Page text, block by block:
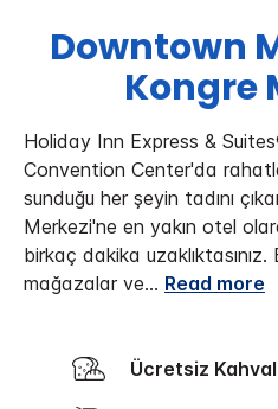
Downtown
Kongre
Holiday Inn Express &
Convention Center'da
sunduğu her şeyin tadını
Merkezi'ne en yakın otel
birkaç dakika
mağazalar ve... Read more
Ücretsiz